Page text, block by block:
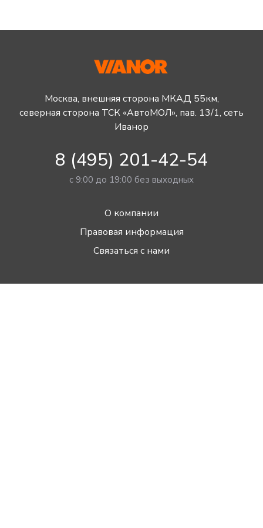
Москва, внешняя сторона МКАД 55км,
северная сторона ТСК «АвтоМОЛ», пав. 13/1, сеть
Иванор
8 (495) 201-42-54
с 9:00 до 19:00 без выходных
О компании
Правовая информация
Связаться с нами